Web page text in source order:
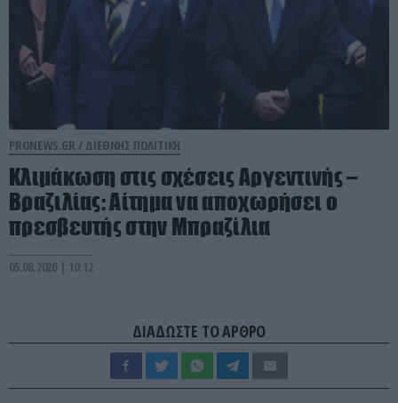
PRONEWS.GR / ΔΙΕΘΝΗΣ ΠΟΛΙΤΙΚΗ
Κλιμάκωση στις σχέσεις Αργεντινής –
Βραζιλίας: Αίτημα να αποχωρήσει ο
πρεσβευτής στην Μπραζίλια
05.08.2026 | 10:12
ΔΙΑΔΩΣΤΕ ΤΟ ΑΡΘΡΟ